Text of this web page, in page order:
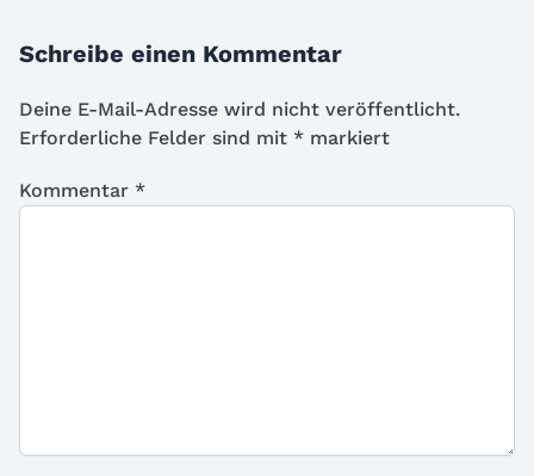
Schreibe einen Kommentar
Deine E-Mail-Adresse wird nicht veröffentlicht.
Erforderliche Felder sind mit * markiert
Kommentar *